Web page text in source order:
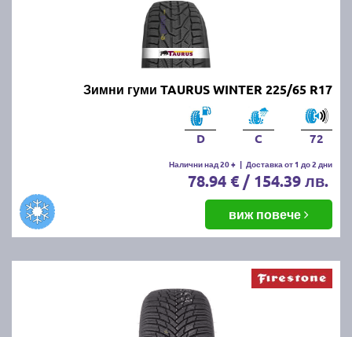
Зимни гуми TAURUS WINTER 225/65 R17
D C 72
Налични над 20 + | Доставка от 1 до 2 дни
78.94 € / 154.39 лв.
виж повече